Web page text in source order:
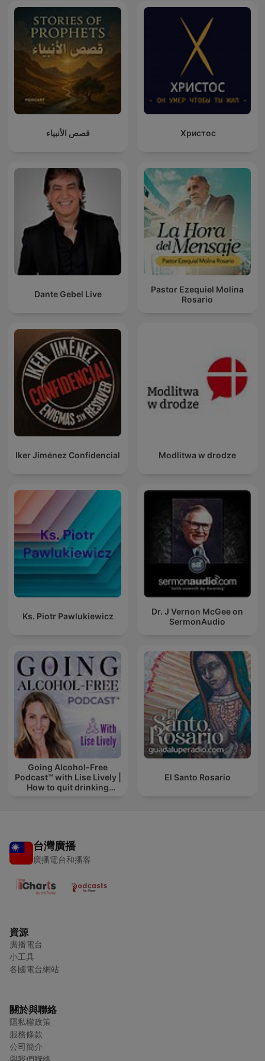
قصص الأنبياء Христос
Dante Gebel Live
Pastor Ezequiel Molina
Rosario
Iker Jiménez Confidencial Modlitwa w drodze
Ks. Piotr Pawlukiewicz
Dr. J Vernon McGee on
SermonAudio
Going Alcohol-Free
Podcast™ with Lise Lively |
How to quit drinking
El Santo Rosario
台灣廣播
廣播電台和播客
資源
廣播電台
小工具
各國電台網站
關於與聯絡
隱私權政策
服務條款
公司簡介